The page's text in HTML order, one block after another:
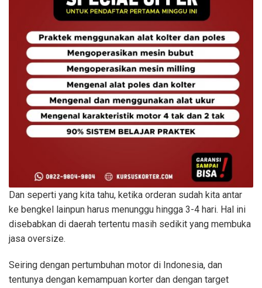
Dan seperti yang kita tahu, ketika orderan sudah kita antar
ke bengkel lainpun harus menunggu hingga 3-4 hari. Hal ini
disebabkan di daerah tertentu masih sedikit yang membuka
jasa oversize.
Seiring dengan pertumbuhan motor di Indonesia, dan
tentunya dengan kemampuan korter dan dengan target